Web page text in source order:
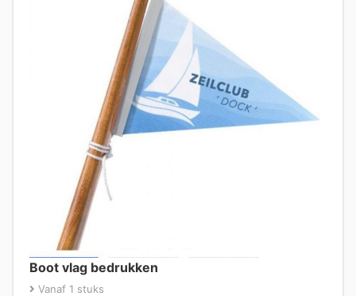
Boot vlag bedrukken
Vanaf 1 stuks